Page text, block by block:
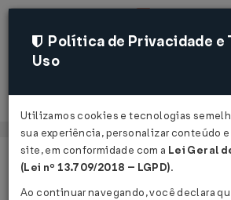
Página Inicial
Legislações
Política de Privacidade e
Uso
Utilizamos cookies e tecnologias
sua experiência, personalizar conteúdo
site, em conformidade com a Lei Geral
(Lei nº 13.709/2018 – LGPD).
Ao continuar navegando, você declara